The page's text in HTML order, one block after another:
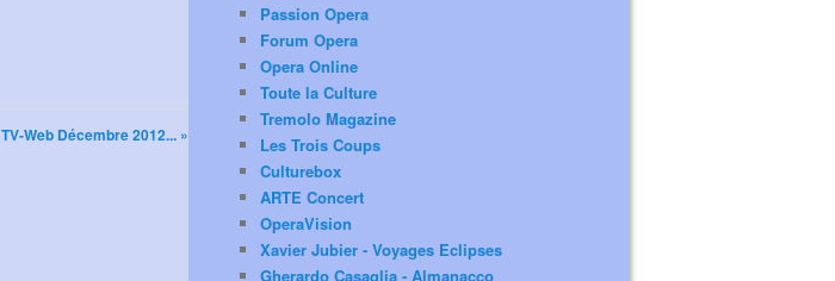
TV-Web Décembre 2012... »
Passion Opera
Forum Opera
Opera Online
Toute la Culture
Tremolo Magazine
Les Trois Coups
Culturebox
ARTE Concert
OperaVision
Xavier Jubier - Voyages Eclipses
Gherardo Casaglia - Almanacco